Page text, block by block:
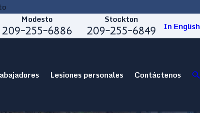
Modesto
209-255-6886
Stockton
209-255-6849 In English
Lesiones personales Contáctenos